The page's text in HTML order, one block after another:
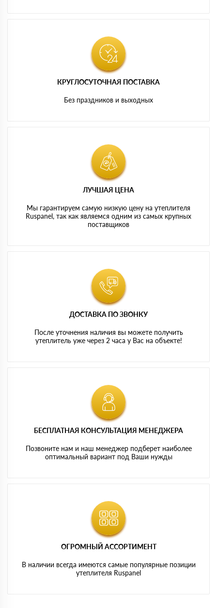
КРУГЛОСУТОЧНАЯ ПОСТАВКА
Без праздников и выходных
ЛУЧШАЯ ЦЕНА
Мы гарантируем самую низкую цену на утеплителя
Ruspanel, так как являемся одним из самых крупных
поставщиков
ДОСТАВКА ПО ЗВОНКУ
После уточнения наличия вы можете получить
утеплитель уже через 2 часа у Вас на объекте!
БЕСПЛАТНАЯ КОНСУЛЬТАЦИЯ МЕНЕДЖЕРА
Позвоните нам и наш менеджер подберет наиболее
оптимальный вариант под Ваши нужды
ОГРОМНЫЙ АССОРТИМЕНТ
В наличии всегда имеются самые популярные позиции
утеплителя Ruspanel